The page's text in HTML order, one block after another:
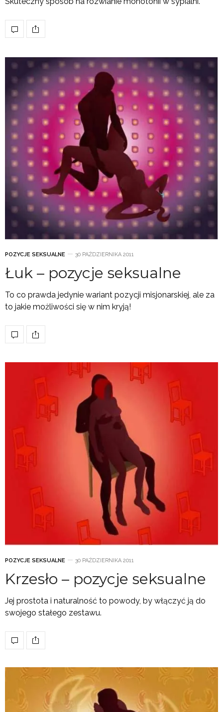
POZYCJE SEKSUALNE 30 PAŹDZIERNIKA 2011
Łuk – pozycje seksualne
To co prawda jedynie wariant pozycji misjonarskiej, ale za
to jakie możliwości się w nim kryją!
POZYCJE SEKSUALNE 30 PAŹDZIERNIKA 2011
Krzesło – pozycje seksualne
Jej prostota i naturalność to powody, by włączyć ją do
swojego stałego zestawu.